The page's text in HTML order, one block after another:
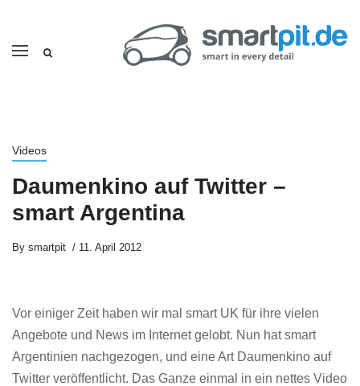
Videos
Daumenkino auf Twitter –
smart Argentina
By smartpit 11. April 2012
Vor einiger Zeit haben wir mal smart UK für ihre vielen
Angebote und News im Internet gelobt. Nun hat smart
Argentinien nachgezogen, und eine Art Daumenkino auf
Twitter veröffentlicht. Das Ganze einmal in ein nettes Video